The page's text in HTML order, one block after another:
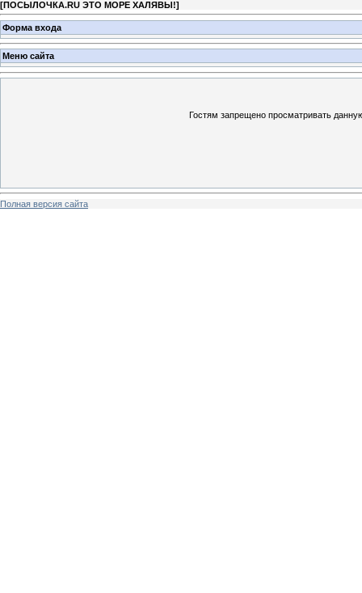
[ПОСЫЛОЧКА.RU ЭТО МОРЕ ХАЛЯВЫ!]
Форма входа
Меню сайта
Гостям запрещено просматривать
Полная версия сайта